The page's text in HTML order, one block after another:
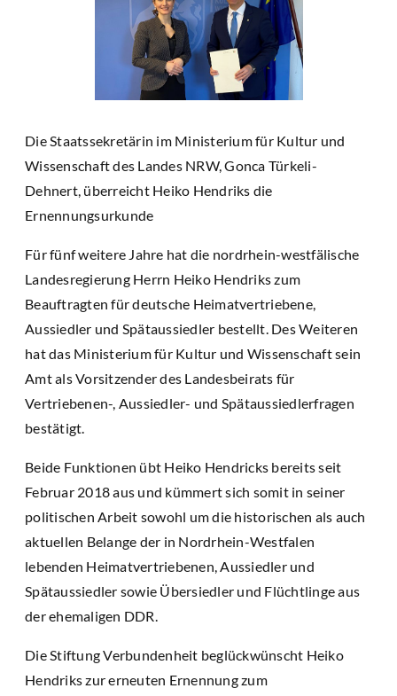
Die Staatssekretärin im Ministerium für Kultur und
Wissenschaft des Landes NRW, Gonca Türkeli-
Dehnert, überreicht Heiko Hendriks die
Ernennungsurkunde
Für fünf weitere Jahre hat die nordrhein-westfälische
Landesregierung Herrn Heiko Hendriks zum
Beauftragten für deutsche Heimatvertriebene,
Aussiedler und Spätaussiedler bestellt. Des Weiteren
hat das Ministerium für Kultur und Wissenschaft sein
Amt als Vorsitzender des Landesbeirats für
Vertriebenen-, Aussiedler- und Spätaussiedlerfragen
bestätigt.
Beide Funktionen übt Heiko Hendricks bereits seit
Februar 2018 aus und kümmert sich somit in seiner
politischen Arbeit sowohl um die historischen als auch
aktuellen Belange der in Nordrhein-Westfalen
lebenden Heimatvertriebenen, Aussiedler und
Spätaussiedler sowie Übersiedler und Flüchtlinge aus
der ehemaligen DDR.
Die Stiftung Verbundenheit beglückwünscht Heiko
Hendriks zur erneuten Ernennung zum